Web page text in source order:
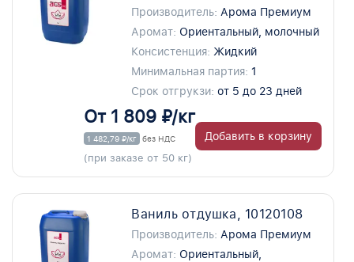
Производитель: Арома Премиум
Аромат: Ориентальный, молочный
Консистенция: Жидкий
Минимальная партия: 1
Срок отгрукзи: от 5 до 23 дней
От 1 809 ₽/кг
1 482,79 ₽/кг без НДС
(при заказе от 50 кг)
Добавить в корзину
Ваниль отдушка, 10120108
Производитель: Арома Премиум
Аромат: Ориентальный,